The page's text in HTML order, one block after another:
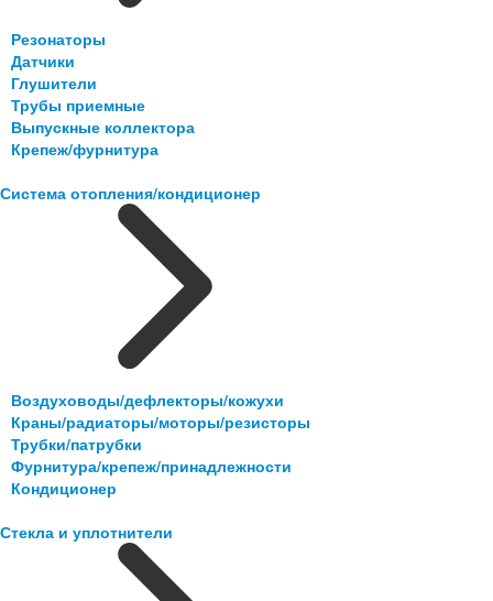
Резонаторы
Датчики
Глушители
Трубы приемные
Выпускные коллектора
Крепеж/фурнитура
Система отопления/кондиционер
Воздуховоды/дефлекторы/кожухи
Краны/радиаторы/моторы/резисторы
Трубки/патрубки
Фурнитура/крепеж/принадлежности
Кондиционер
Стекла и уплотнители